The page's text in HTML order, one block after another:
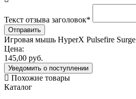
Текст отзыва заголовок*
Игровая мышь HyperX Pulsefire Surge
Цена:
145,00 руб.
Уведомить о поступлении
Похожие товары
Каталог